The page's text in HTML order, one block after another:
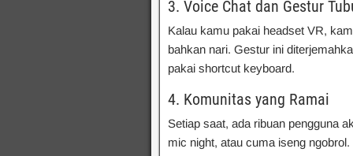
3. Voice Chat dan Gestur
Kalau kamu pakai headset VR,
bahkan nari. Gestur ini
pakai shortcut keyboard.
4. Komunitas yang Ramai
Setiap saat, ada ribuan pengguna
mic night, atau cuma iseng ngobrol.